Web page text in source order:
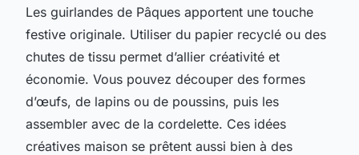
Les guirlandes de Pâques apportent une touche
festive originale. Utiliser du papier recyclé ou des
chutes de tissu permet d’allier créativité et
économie. Vous pouvez découper des formes
d’œufs, de lapins ou de poussins, puis les
assembler avec de la cordelette. Ces idées
créatives maison se prêtent aussi bien à des